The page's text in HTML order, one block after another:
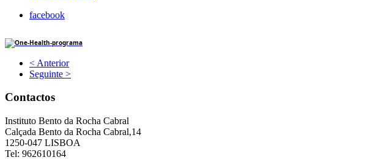
facebook
< Anterior
Seguinte >
Contactos
Instituto Bento da Rocha Cabral
Calçada Bento da Rocha Cabral,14
1250-047 LISBOA
Tel: 962610164